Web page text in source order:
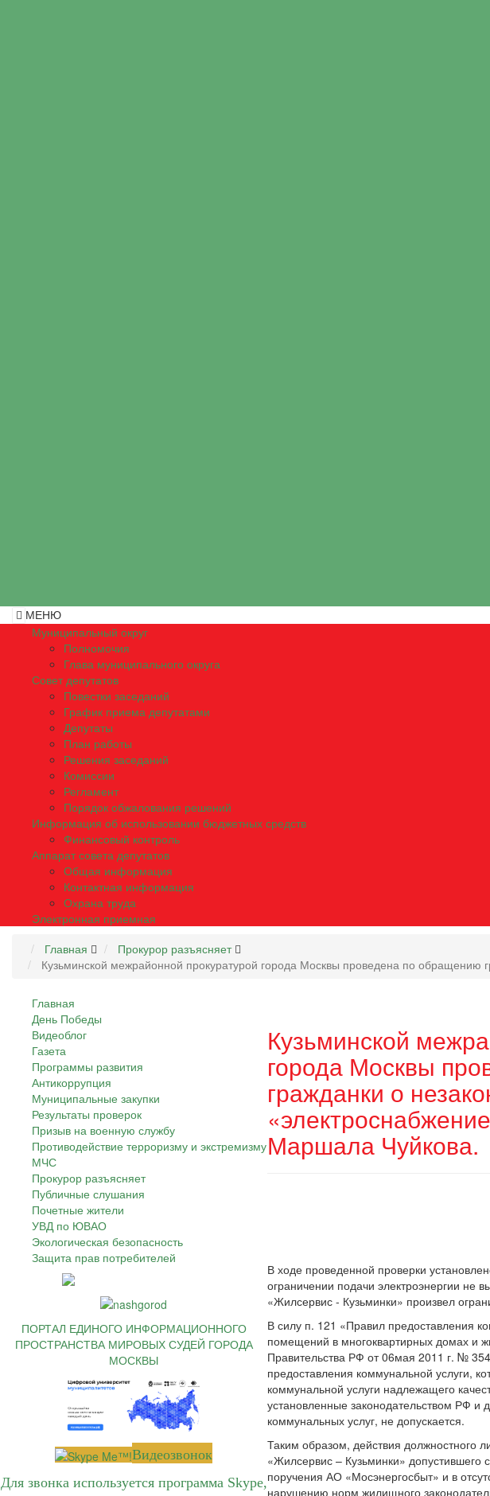
МЕНЮ
Муниципальный округ
Полномочия
Глава муниципального округа
Совет депутатов
Повестки заседаний
График приема депутатами
Депутаты
План работы
Решения заседаний
Комиссии
Регламент
Порядок обжалования решений
Информация об использовании бюджетных средств
Финансовый контроль
Аппарат совета депутатов
Общая информация
Контактная информация
Охрана труда
Электронная приемная
Главная
Прокурор разъясняет
Кузьминской межрайонной прокуратурой города Москвы проведена по обращению
Главная
День Победы
Видеоблог
Газета
Программы развития
Антикоррупция
Муниципальные закупки
Результаты проверок
Призыв на военную службу
Противодействие терроризму и экстремизму
МЧС
Прокурор разъясняет
Публичные слушания
Почетные жители
УВД по ЮВАО
Экологическая безопасность
Защита прав потребителей
ПОРТАЛ ЕДИНОГО ИНФОРМАЦИОННОГО
ПРОСТРАНСТВА МИРОВЫХ СУДЕЙ ГОРОДА
МОСКВЫ
Видеозвонок
Для звонка используется программа Skype,
Кузьминской
города Москвы
гражданки о
Маршала Чуйкова.
В ходе проведенной проверки
ограничении подачи электроэнергии не
«Жилсервис - Кузьминки» произвел
В силу п. 121 «Правил предоставления
помещений в многоквартирных домах и
Правительства РФ от 06мая 2011 г. №
предоставления коммунальной услуги,
коммунальной услуги надлежащего
установленные законодательством РФ
коммунальных услуг, не допускается.
Таким образом, действия
«Жилсервис – Кузьминки» допустившего
поручения АО «Мосэнергосбыт» и в
нарушению норм жилищного